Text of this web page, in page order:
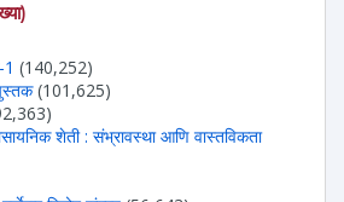
(140,252)
(101,625)
शेती : संभ्रावस्था आणि वास्तविकता